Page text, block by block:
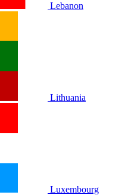
Lebanon
Lithuania
Luxembourg